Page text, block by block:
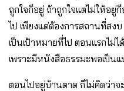
ถูกใจก็อยู่ ถ้าถูกใจแต่ไม่ให้อยู่
ไป เพียงแต่ต้องการสถานที่สง
เป็นเป้าหมายที่ไป ตอนแรกไม่
เพราะมีหนังสือธรรมะพอเป็นแ
ตอนไปอยู่บ้านตาด ก็ไม่คิดว่า